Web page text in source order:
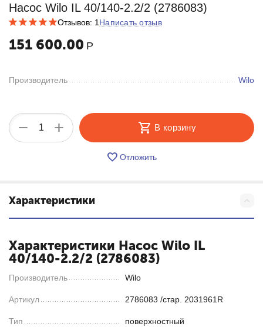
Насос Wilo IL 40/140-2.2/2 (2786083)
Отзывов: 1 Написать отзыв
151 600.00 Р
Производитель Wilo
+
− В корзину
Отложить
Характеристики
Характеристики Насос Wilo IL
40/140-2.2/2 (2786083)
Производитель Wilo
Артикул 2786083 /стар. 2031961R
Тип поверхностный